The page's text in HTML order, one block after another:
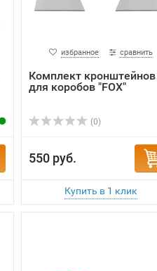
избранное сравнить
Комплект кронштейнов
для коробов "FOX"
(0)
550 руб.